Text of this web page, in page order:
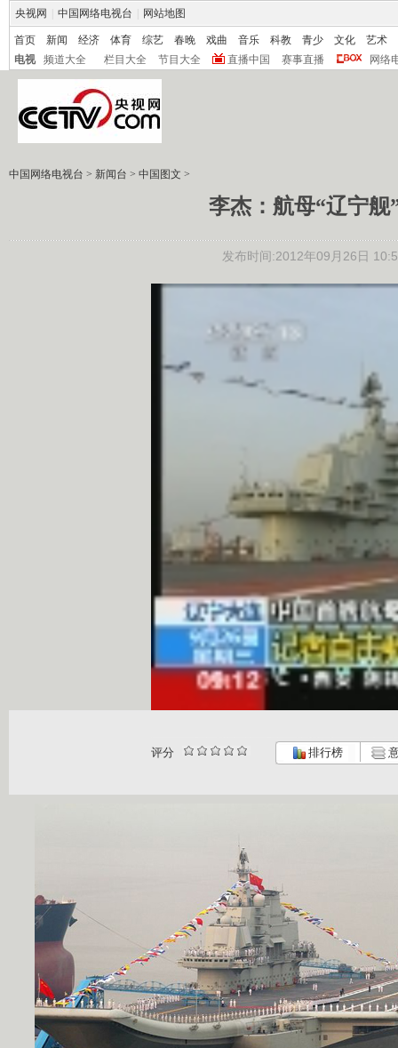
央视网 中国网络电视台 网站地图
首页 新闻 经济 体育 综艺 春晚 戏曲 音乐 科教 青少 文化
艺术
电视
频道大全 栏目大全 节目大全 直播中国 赛事直播 网络
中国网络电视台 > 新闻台 > 中国图文 >
李杰：航母“辽宁
发布时间:2012年09月26日
评分 排行榜